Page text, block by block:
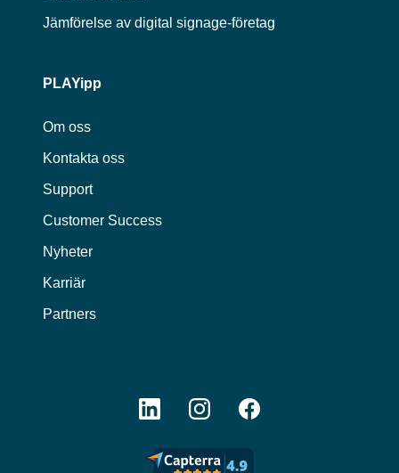
Jämförelse av digital signage-företag
PLAYipp
Om oss
Kontakta oss
Support
Customer Success
Nyheter
Karriär
Partners